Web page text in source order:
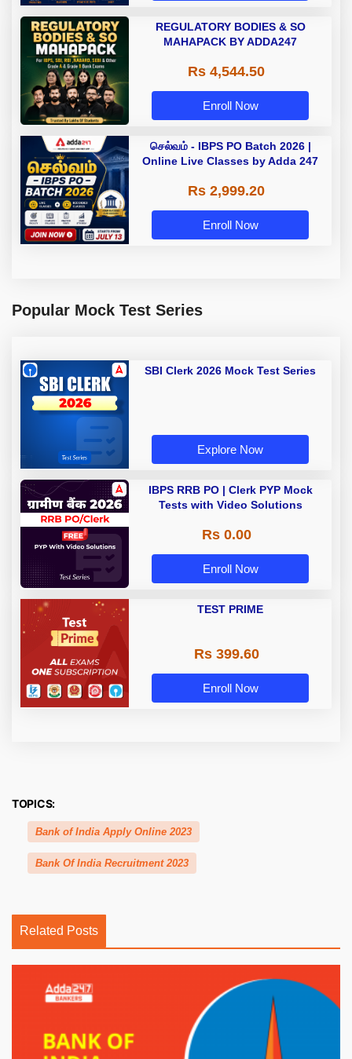
REGULATORY BODIES & SO
MAHAPACK BY ADDA247
Rs 4,544.50
Enroll Now
செல்வம் - IBPS PO Batch 2026 |
Online Live Classes by Adda 247
Rs 2,999.20
Enroll Now
Popular Mock Test Series
SBI Clerk 2026 Mock Test Series
Explore Now
IBPS RRB PO | Clerk PYP Mock
Tests with Video Solutions
Rs 0.00
Enroll Now
TEST PRIME
Rs 399.60
Enroll Now
TOPICS:
Bank of India Apply Online 2023
Bank Of India Recruitment 2023
Related Posts